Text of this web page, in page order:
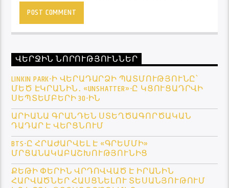
ՎԵՐՋԻՆ ՆՈՐՈՒԹՅՈՒՆՆԵՐ
LINKIN PARK-Ի ՎԵՐԱԴԱՐՁԻ ՊԱՏՄՈՒԹՅՈՒՆԸ՝
ՄԵԾ ԷԿՐԱՆԻՆ․ «UNSHATTER»-Ը ԿՑՈՒՑԱԴՐՎԻ
ՍԵՊՏԵՄԲԵՐԻ 30-ԻՆ
ԱՐԻԱՆԱ ԳՐԱՆԴԵՆ ՍՏԵՂԾԱԳՈՐԾԱԿԱՆ
ԴԱԴԱՐ Է ՎԵՐՑՆՈՒՄ
BTS-Ը ՀՐԱԺԱՐՎԵԼ Է «ԳՐԵՄՄԻ»
ՄՐՑԱՆԱԿԱԲԱՇԽՈՒԹՅՈՒՆԻՑ
ՔԵԹԻ ՓԵՐԻՆ ՎՐԴՈՎՎԱԾ Է ԻՐԱՆԻՆ
ՀԱՐՎԱԾՆԵՐ ՀԱՍՑՆԵԼՈՒ ՏԵՍԱՆՅՈՒԹՈՒՄ